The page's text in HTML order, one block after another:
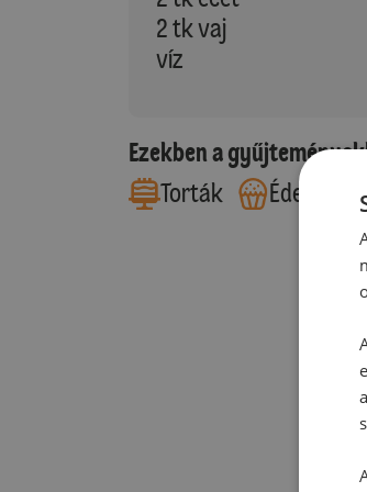
2 tk vaj
víz
Ezekben a
Torták
Édes